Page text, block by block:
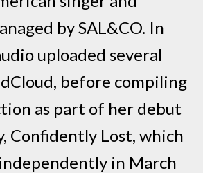
by SAL&CO. In
uploaded several
before compiling
as part of her debut
Confidently Lost, which
in March